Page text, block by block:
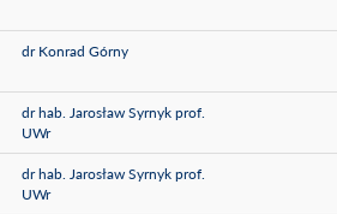
dr Konrad Górny
dr hab. Jarosław Syrnyk prof.
UWr
dr hab. Jarosław Syrnyk prof.
UWr